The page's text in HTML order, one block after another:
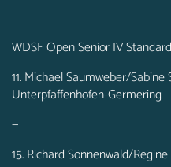
WDSF Open Senior IV
11. Michael Saumweber/Sabine
Unterpfaffenhofen-Germering
—
15. Richard Sonnenwald/